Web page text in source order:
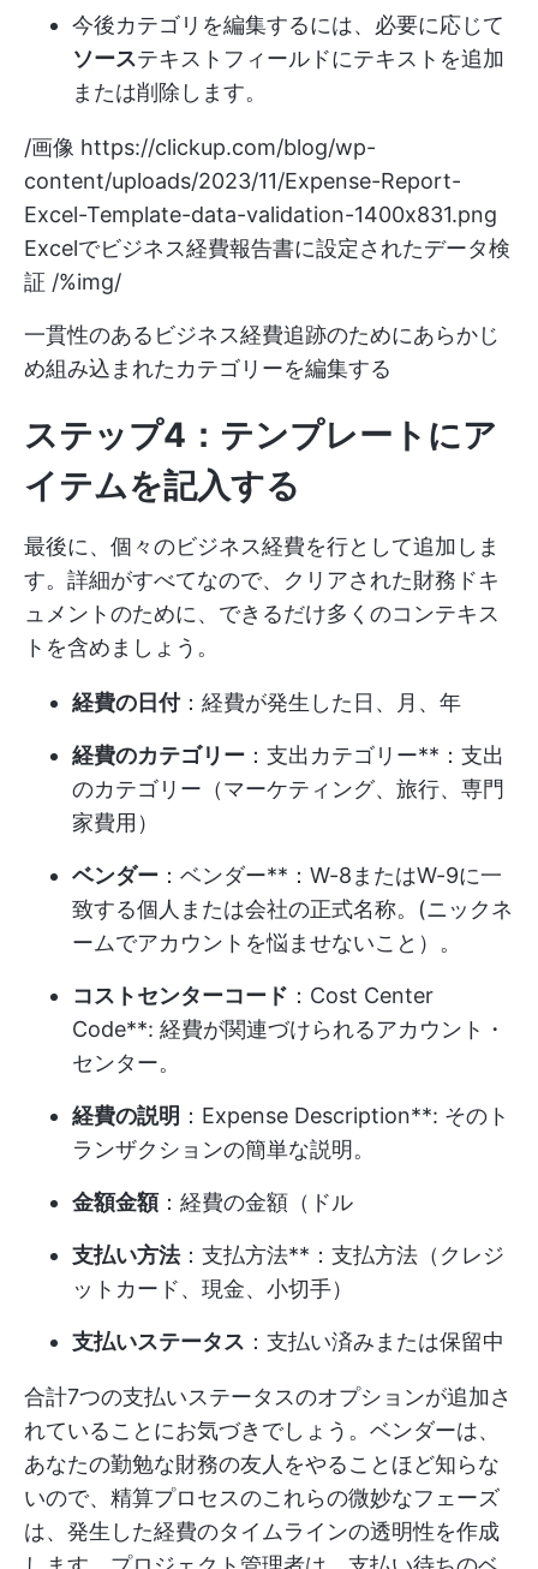
今後カテゴリを編集するには、必要に応じて
ソーステキストフィールドにテキストを追加
または削除します。
/画像 https://clickup.com/blog/wp-
content/uploads/2023/11/Expense-Report-
Excel-Template-data-validation-1400x831.png
Excelでビジネス経費報告書に設定されたデータ検
証 /%img/
一貫性のあるビジネス経費追跡のためにあらかじ
め組み込まれたカテゴリーを編集する
ステップ4：テンプレートにア
イテムを記入する
最後に、個々のビジネス経費を行として追加しま
す。詳細がすべてなので、クリアされた財務ドキ
ュメントのために、できるだけ多くのコンテキス
トを含めましょう。
経費の日付：経費が発生した日、月、年
経費のカテゴリー ：支出カテゴリー**：支出
のカテゴリー（マーケティング、旅行、専門
家費用）
ベンダー ：ベンダー**：W-8またはW-9に一
致する個人または会社の正式名称。(ニックネ
ームでアカウントを悩ませないこと）。
コストセンターコード ：Cost Center
Code**: 経費が関連づけられるアカウント・
センター。
経費の説明 ：Expense Description**: そのト
ランザクションの簡単な説明。
金額金額：経費の金額（ドル
支払い方法：支払方法**：支払方法（クレジ
ットカード、現金、小切手）
支払いステータス ：支払い済みまたは保留中
合計7つの支払いステータスのオプションが追加さ
れていることにお気づきでしょう。ベンダーは、
あなたの勤勉な財務の友人をやることほど知らな
いので、精算プロセスのこれらの微妙なフェーズ
は、発生した経費のタイムラインの透明性を作成